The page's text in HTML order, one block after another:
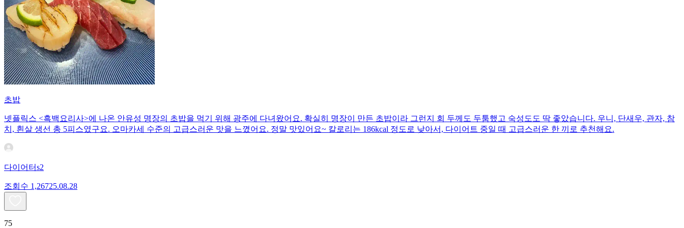
초밥
넷플릭스 <흑백요리사>에 나온 안유성 명장의 초밥을 먹기 위해 광주에 다녀왔어요. 확실히 명장이 만든 초밥이라 그런지 회 두께도 두툼했고 숙성도도 딱 좋았습니다. 우니, 단새우, 관자, 참
치, 흰살 생선 총 5피스였구요. 오마카세 수준의 고급스러운 맛을 느꼈어요. 정말 맛있어요~ 칼로리는 186kcal 정도로 낮아서, 다이어트 중일 때 고급스러운 한 끼로 추천해요.
다이어터s2
조회수 1,26725.08.28
75